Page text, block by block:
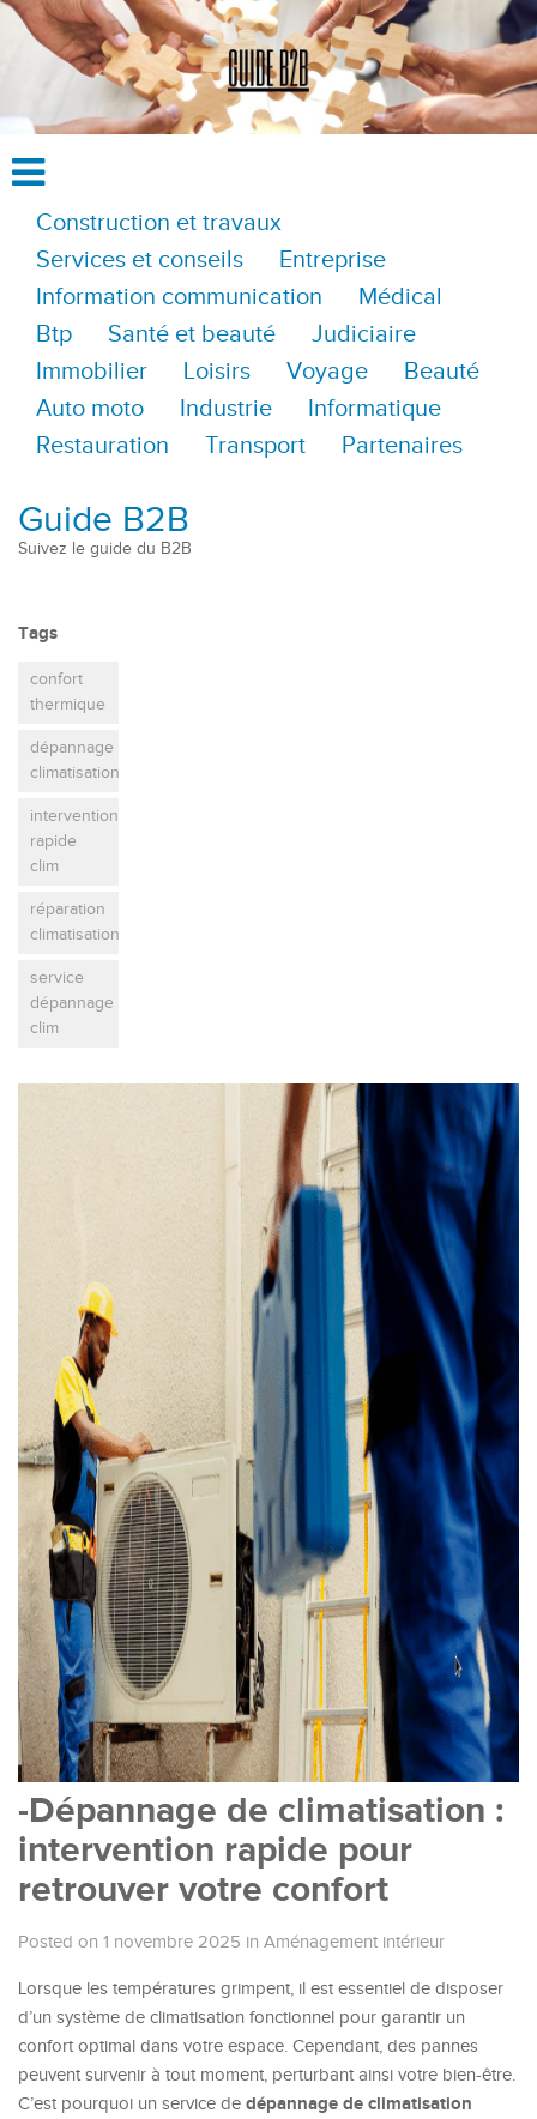
Construction et travaux
Services et conseils
Entreprise
Information communication
Médical
Btp
Santé et beauté
Judiciaire
Immobilier
Loisirs Voyage
Beauté
Auto moto
Industrie
Informatique
Restauration
Transport Partenaires
Guide B2B
Suivez le guide du B2B
Tags
confort
thermique
dépannage
climatisation
intervention
rapide
clim
réparation
climatisation
service
dépannage
clim
-Dépannage de climatisation :
intervention rapide pour
retrouver votre confort
Posted on 1 novembre 2025 in Aménagement intérieur
Lorsque les températures grimpent, il est essentiel de disposer
d’un système de climatisation fonctionnel pour garantir un
confort optimal dans votre espace. Cependant, des pannes
peuvent survenir à tout moment, perturbant ainsi votre bien-être.
C’est pourquoi un service de dépannage de climatisation